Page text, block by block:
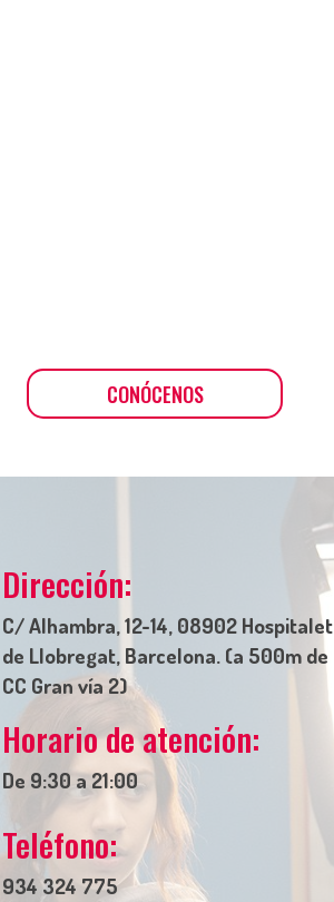
CONÓCENOS
Dirección:
C/ Alhambra, 12-14, 08902 Hospitalet
de Llobregat, Barcelona. (a 500m de
CC Gran vía 2)
Horario de atención:
De 9:30 a 21:00
Teléfono:
934 324 775